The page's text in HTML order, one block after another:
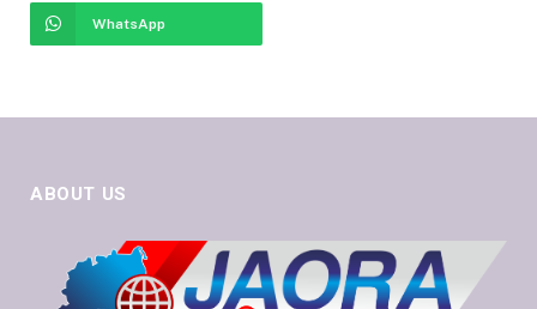
WhatsApp
ABOUT US